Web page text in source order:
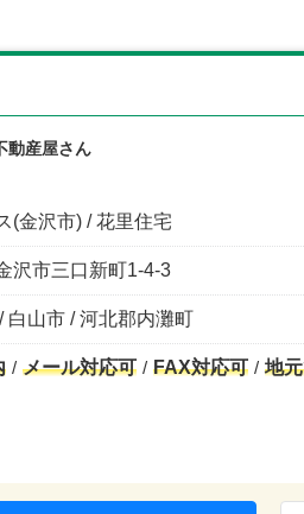
動産屋さん
(金沢市) / 花里住宅
沢市三口新町1-4-3
白山市 / 河北郡内灘町
メール対応可 FAX対応可 地